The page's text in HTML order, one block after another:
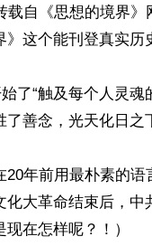
载自《思想的境界》
》这个能刊登真实
了“触及每个人灵
了善念，光天化日之
20年前用最朴素的
化大革命结束后，
在怎样呢？！）